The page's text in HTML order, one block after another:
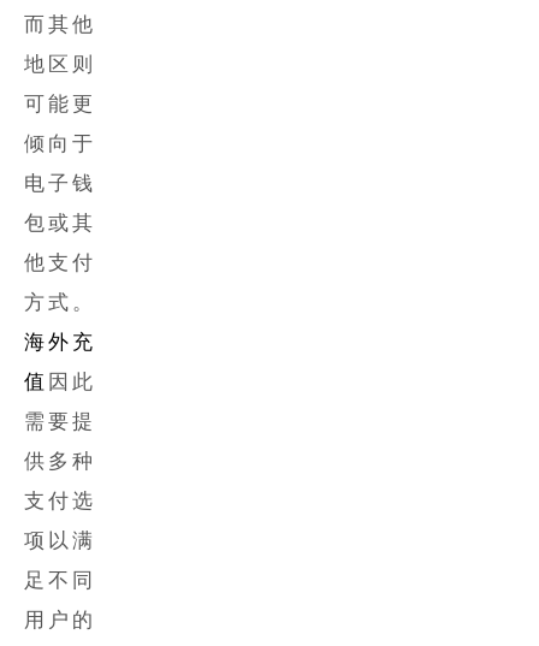
而其他
地区则
可能更
倾向于
电子钱
包或其
他支付
方式。
海外充
值 因此
需要提
供多种
支付选
项以满
足不同
用户的